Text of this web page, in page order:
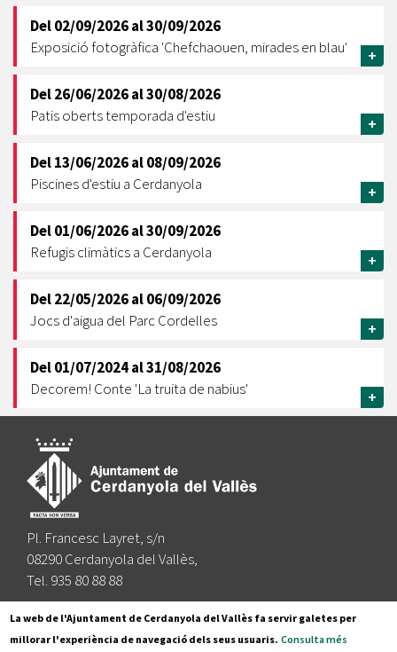
Del02/09/2026al30/09/2026
Exposició fotogràfica 'Chefchaouen, mirades en blau'
+
Del26/06/2026al30/08/2026
Patis oberts temporada d'estiu
+
Del13/06/2026al08/09/2026
Piscines d'estiu a Cerdanyola
+
Del01/06/2026al30/09/2026
Refugis climàtics a Cerdanyola
+
Del22/05/2026al06/09/2026
Jocs d'aigua del Parc Cordelles
+
Del01/07/2024al31/08/2026
Decorem! Conte 'La truita de nabius'
+
Pl. Francesc Layret, s/n
08290 Cerdanyola del Vallès,
Tel. 935 80 88 88
Segueix-nos a:
La web de l'Ajuntament de Cerdanyola del Vallès fa servir galetes per
millorar l'experiència de navegació dels seus usuaris. Consulta més